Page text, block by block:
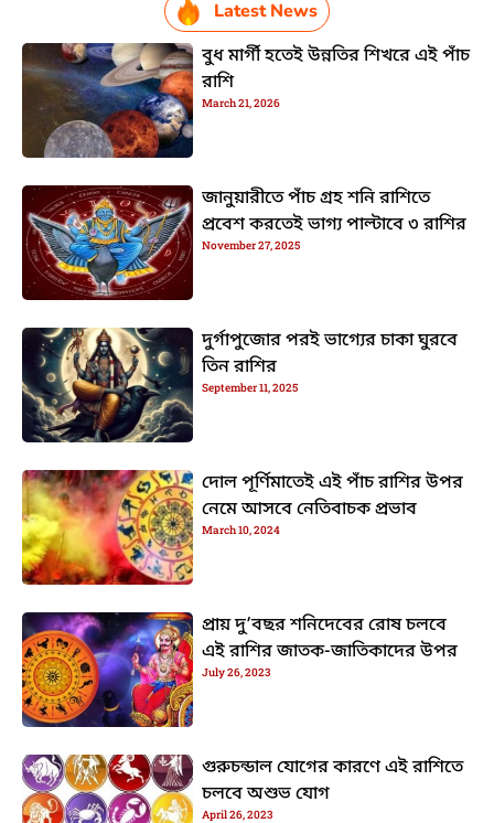
Latest News
বুধ মার্গী হতেই উন্নতির শিখরে এই পাঁচ
রাশি
March 21, 2026
জানুয়ারীতে পাঁচ গ্রহ শনি রাশিতে
প্রবেশ করতেই ভাগ্য পাল্টাবে ৩ রাশির
November 27, 2025
দুর্গাপুজোর পরই ভাগ্যের চাকা ঘুরবে
তিন রাশির
September 11, 2025
দোল পূর্ণিমাতেই এই পাঁচ রাশির উপর
নেমে আসবে নেতিবাচক প্রভাব
March 10, 2024
প্রায় দু’বছর শনিদেবের রোষ চলবে
এই রাশির জাতক-জাতিকাদের উপর
July 26, 2023
গুরুচন্ডাল যোগের কারণে এই রাশিতে
চলবে অশুভ যোগ
April 26, 2023